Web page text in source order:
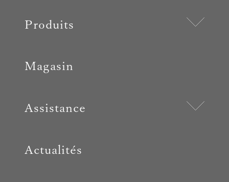
Produits
Magasin
Assistance
Actualités